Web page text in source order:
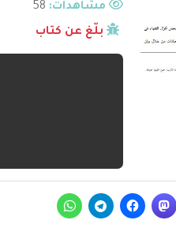
مشاهدات:
بلّغ عن كتاب